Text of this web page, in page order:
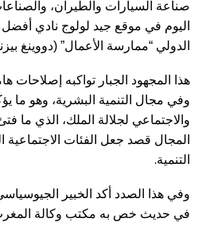
صناعة السيارات والطيران،
الدولي “ممارسة الأعمال” (دووينغ
هذا المجهود الجبار تواكبه إصلاحات
وفي مجال التنمية البشرية، وهو ما
والاجتماعي لجلالة الملك، الذي ما فتئ
المجال قصد جعل الفئات الاجتماعية
التنمية.
وفي هذا الصدد أكد الخبير
في حديث خص به مكتب وكالة المغرب